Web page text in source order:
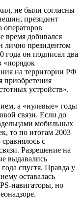
не были согласны
президент
операторов
время добивался
лично президентом
он подписал два
«порядок
на территории РФ
приобретения
устройств».
а «нулевые» годы
связи. Если до
мобильных
то по итогам 2003
с
Разрешение на
выдавались
спустя. Правда у
оставалась
навигаторы, но